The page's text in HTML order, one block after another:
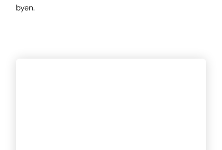
byen.